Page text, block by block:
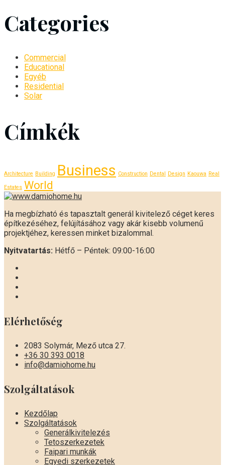
Categories
Commercial
Educational
Egyéb
Residential
Solar
Címkék
Architecture Building Business Construction Dental Design Kaouwa Real
Estates World
Ha megbízható és tapasztalt generál kivitelező céget keres
építkezéséhez, felújításához vagy akár kisebb volumenű
projektjéhez, keressen minket bizalommal.
Nyitvatartás: Hétfő – Péntek: 09:00-16:00
Elérhetőség
2083 Solymár, Mező utca 27.
+36 30 393 0018
info@damiohome.hu
Szolgáltatások
Kezdőlap
Szolgáltatások
Generálkivitelezés
Tetoszerkezetek
Faipari munkák
Egyedi szerkezetek